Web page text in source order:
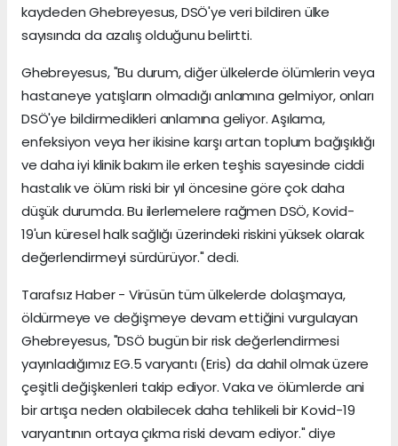
kaydeden Ghebreyesus, DSÖ'ye veri bildiren ülke
sayısında da azalış olduğunu belirtti.
Ghebreyesus, "Bu durum, diğer ülkelerde ölümlerin veya
hastaneye yatışların olmadığı anlamına gelmiyor, onları
DSÖ'ye bildirmedikleri anlamına geliyor. Aşılama,
enfeksiyon veya her ikisine karşı artan toplum bağışıklığı
ve daha iyi klinik bakım ile erken teşhis sayesinde ciddi
hastalık ve ölüm riski bir yıl öncesine göre çok daha
düşük durumda. Bu ilerlemelere rağmen DSÖ, Kovid-
19'un küresel halk sağlığı üzerindeki riskini yüksek olarak
değerlendirmeyi sürdürüyor." dedi.
Tarafsız Haber - Virüsün tüm ülkelerde dolaşmaya,
öldürmeye ve değişmeye devam ettiğini vurgulayan
Ghebreyesus, "DSÖ bugün bir risk değerlendirmesi
yayınladığımız EG.5 varyantı (Eris) da dahil olmak üzere
çeşitli değişkenleri takip ediyor. Vaka ve ölümlerde ani
bir artışa neden olabilecek daha tehlikeli bir Kovid-19
varyantının ortaya çıkma riski devam ediyor." diye